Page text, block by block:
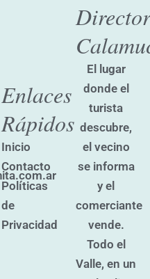
Enlaces
Rápidos
Inicio
Contacto
Políticas
de
Privacidad
El lugar
donde el
turista
descubre,
el vecino
se informa
y el
comerciante
vende.
Todo el
Valle, en un